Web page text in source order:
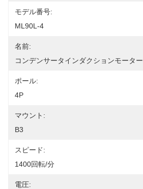
モデル番号:
ML90L-4
名前:
コンデンサータインダクションモーター
ポール:
4P
マウント:
B3
スピード:
1400回転/分
電圧: